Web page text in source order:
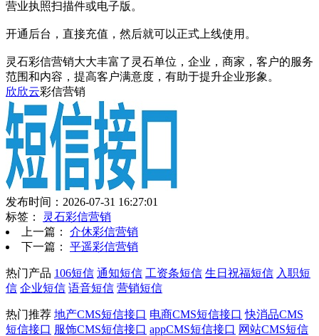
营业执照扫描件或电子版。
开通后台，直接充值，然后就可以正式上线使用。
灵石彩信营销大大丰富了灵石单位，企业，商家，客户的服务
范围和内容，提高客户满意度，有助于提升企业形象。
欣欣云彩信营销
发布时间：2026-07-31 16:27:01
标签：
灵石彩信营销
上一篇： 介休彩信营销
下一篇： 平遥彩信营销
热门产品 106短信 通知短信 工资条短信 生日祝福短信 入职短
信 企业短信 语音短信 营销短信
热门推荐 地产CMS短信接口 电商CMS短信接口 快消品CMS
短信接口 服饰CMS短信接口 appCMS短信接口 网站CMS短信